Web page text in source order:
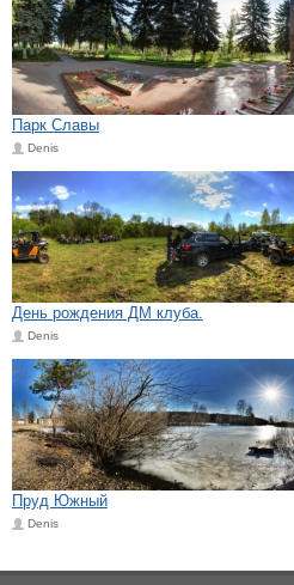
Парк Славы
Denis
День рождения ДМ клуба.
Denis
Пруд Южный
Denis